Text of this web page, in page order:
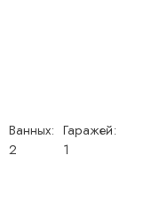
Ванных:
2
Гаражей:
1